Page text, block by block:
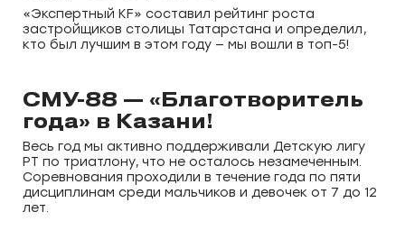
«Экспертный KF» составил рейтинг роста
застройщиков столицы Татарстана и определил,
кто был лучшим в этом году — мы вошли в топ-5!
СМУ-88 — «Благотворитель
года» в Казани!
Весь год мы активно поддерживали Детскую лигу
РТ по триатлону, что не осталось незамеченным.
Соревнования проходили в течение года по пяти
дисциплинам среди мальчиков и девочек от 7 до 12
лет.